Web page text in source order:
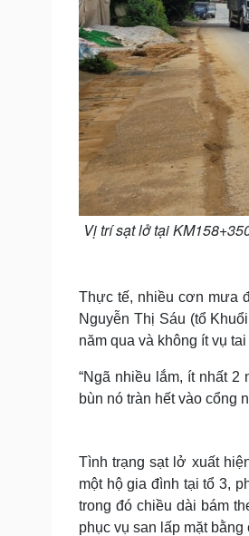
Vị trí sạt lở tại
Thực tế, nhiều cơn mưa
Nguyễn Thị Sáu (tổ
năm qua và không ít vụ
“Ngã nhiều lắm, ít nhất
bùn nó tràn hết vào cổng
Tình trạng sạt lở xuất
một hộ gia đình tại tổ 3,
trong đó chiều dài bám
phục vụ san lấp mặt